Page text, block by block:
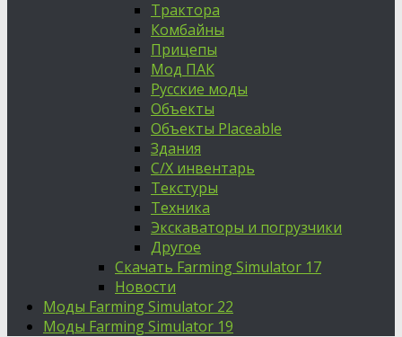
Трактора
Комбайны
Прицепы
Мод ПАК
Русские моды
Объекты
Объекты Placeable
Здания
С/Х инвентарь
Текстуры
Техника
Экскаваторы и погрузчики
Другое
Скачать Farming Simulator 17
Новости
Моды Farming Simulator 22
Моды Farming Simulator 19